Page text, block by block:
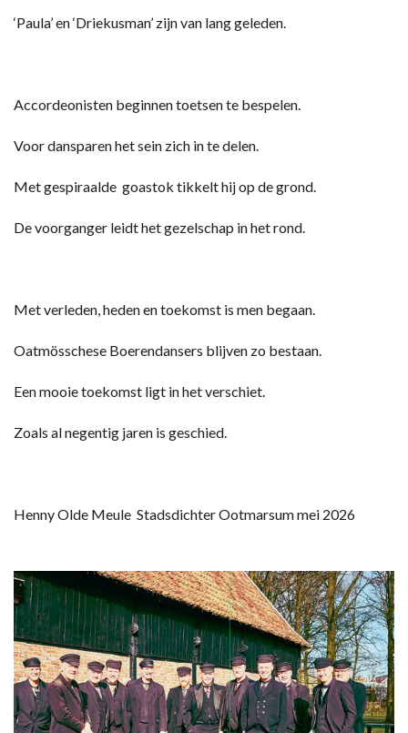
‘Paula’ en ‘Driekusman’ zijn van lang geleden.
Accordeonisten beginnen toetsen te bespelen.
Voor dansparen het sein zich in te delen.
Met gespiraalde goastok tikkelt hij op de grond.
De voorganger leidt het gezelschap in het rond.
Met verleden, heden en toekomst is men begaan.
Oatmösschese Boerendansers blijven zo bestaan.
Een mooie toekomst ligt in het verschiet.
Zoals al negentig jaren is geschied.
Henny Olde Meule Stadsdichter Ootmarsum mei 2026